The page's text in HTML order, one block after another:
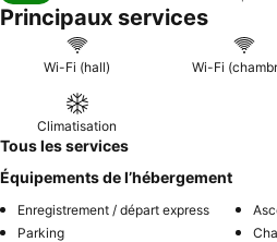
Principaux services
Wi-Fi (hall) Wi-Fi
Climatisation
Tous les services
Équipements de l’hébergement
Enregistrement / départ express
Parking